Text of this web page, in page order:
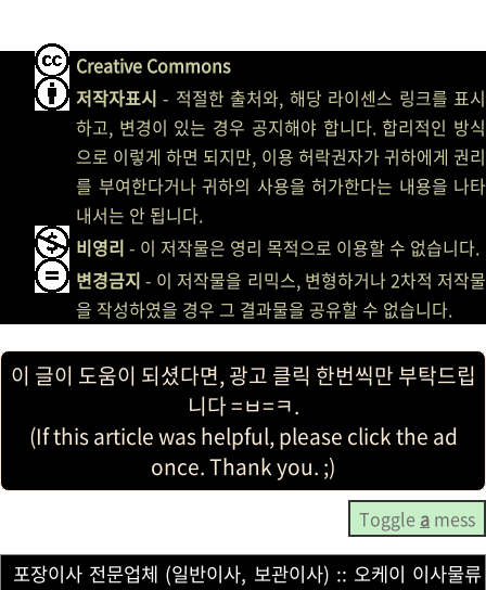
Creative Commons
저작자표시 - 적절한 출처와, 해당 라이센스 링크를 표시
하고, 변경이 있는 경우 공지해야 합니다. 합리적인 방식
으로 이렇게 하면 되지만, 이용 허락권자가 귀하에게 권리
를 부여한다거나 귀하의 사용을 허가한다는 내용을 나타
내서는 안 됩니다.
비영리 - 이 저작물은 영리 목적으로 이용할 수 없습니다.
변경금지 - 이 저작물을 리믹스, 변형하거나 2차적 저작물
을 작성하였을 경우 그 결과물을 공유할 수 없습니다.
이 글이 도움이 되셨다면, 광고 클릭 한번씩만 부탁드립
니다 =ㅂ=ㅋ.
(If this article was helpful, please click the ad
once. Thank you. ;)
Toggle a mess
포장이사 전문업체 (일반이사, 보관이사) :: 오케이 이사물류